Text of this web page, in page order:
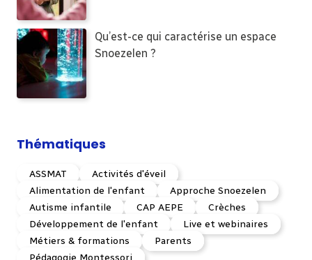
Qu’est-ce qui caractérise un espace
Snoezelen ?
Thématiques
ASSMAT
Activités d'éveil
Alimentation de l'enfant
Approche Snoezelen
Autisme infantile
CAP AEPE
Crèches
Développement de l'enfant
Live et webinaires
Métiers & formations
Parents